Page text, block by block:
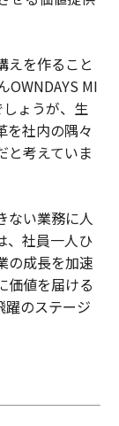
えを作ること
OWNDAYS MI
ょうが、生
を社内の隅々
と考えていま
ない業務に人
、社員一人ひ
の成長を加速
価値を届ける
躍のステージ